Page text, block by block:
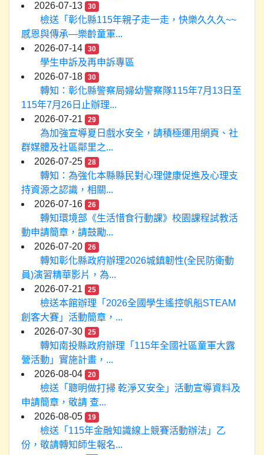
2026-07-13
30
檢送「彰化縣115年親子走一走，快樂久久久~~
感恩與傳承—樂齡童軍...
2026-07-14
30
學生申訴及再申訴專區
2026-07-18
30
轉知：彰化縣警察局婦幼警察隊115年7月13日至
115年7月26日止辦理...
2026-07-21
29
為加強宣導夏日戲水安全，請積極運用網頁、社
群媒體及社區鄰里之...
2026-07-25
28
轉知：為強化本縣縣民對心理健康促進及心理支
持資源之認識，相關...
2026-07-16
26
轉知環境部《生活惜食行動課》校園課程試教活
動申請簡章，請鼓勵...
2026-07-20
26
轉知彰化縣政府辦理2026城鎮韌性(全民防衛動
員)演習精華影片，為...
2026-07-21
25
檢送本館辦理「2026全國學生遙控帆船STEAM
創客大賽」活動簡章，...
2026-07-30
25
轉知南投縣政府辦理「115年全國社區童軍大露
營活動」實施計畫，...
2026-08-04
20
檢送「聰明做打掃 乾淨又安全」活動宣導資料及
申請簡章，敬請 查...
2026-08-05
19
檢送「115年金融知識線上競賽活動辦法」乙
份，敬請轉知師生報名...